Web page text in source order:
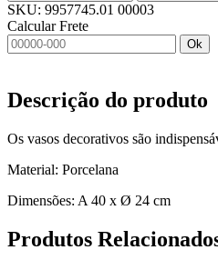
SKU: 9957745.01 00003
Calcular Frete
Ok
Descrição do produto
Os vasos decorativos são
Material: Porcelana
Dimensões: A 40 x Ø 24 cm
Produtos